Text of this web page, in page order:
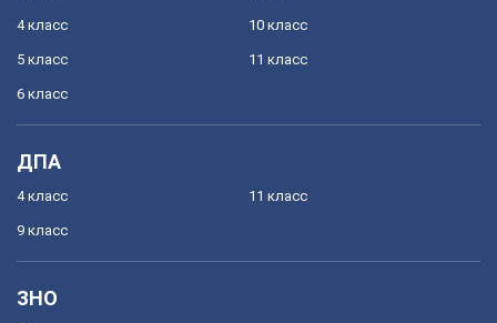
4 класс
5 класс
6 класс
10 класс
11 класс
ДПА
4 класс
9 класс
11 класс
ЗНО